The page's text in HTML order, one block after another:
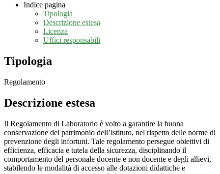
Indice pagina
Tipologia
Descrizione estesa
Licenza
Uffici responsabili
Tipologia
Regolamento
Descrizione estesa
Il Regolamento di Laboratorio è volto a garantire la buona
conservazione del patrimonio dell’Istituto, nel rispetto delle norme di
prevenzione degli infortuni. Tale regolamento persegue obiettivi di
efficienza, efficacia e tutela della sicurezza, disciplinando il
comportamento del personale docente e non docente e degli allievi,
stabilendo le modalità di accesso alle dotazioni didattiche e